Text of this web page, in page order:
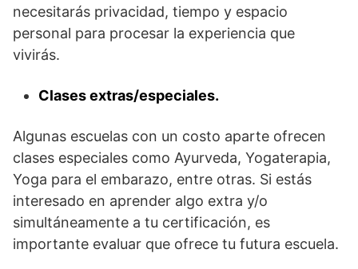
necesitarás privacidad, tiempo y espacio
personal para procesar la experiencia que
vivirás.
Clases extras/especiales.
Algunas escuelas con un costo aparte ofrecen
clases especiales como Ayurveda, Yogaterapia,
Yoga para el embarazo, entre otras. Si estás
interesado en aprender algo extra y/o
simultáneamente a tu certificación, es
importante evaluar que ofrece tu futura escuela.